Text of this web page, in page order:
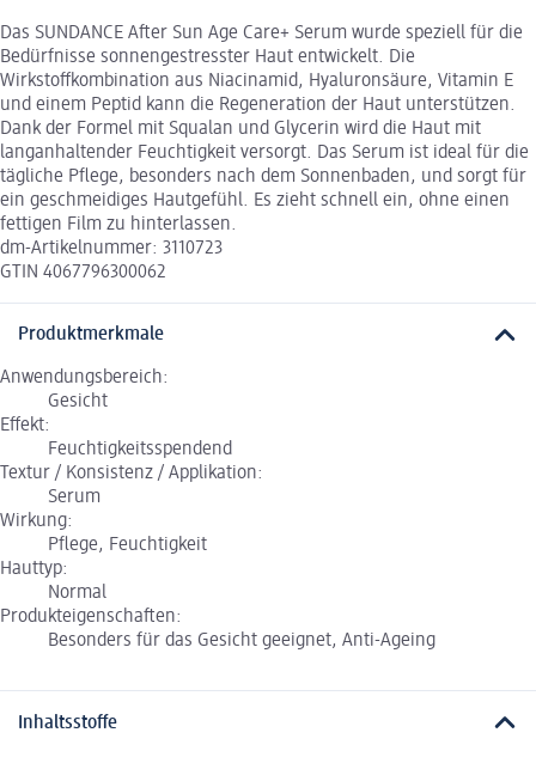
Das SUNDANCE After Sun Age Care+ Serum wurde speziell für die
Bedürfnisse sonnengestresster Haut entwickelt. Die
Wirkstoffkombination aus Niacinamid, Hyaluronsäure, Vitamin E
und einem Peptid kann die Regeneration der Haut unterstützen.
Dank der Formel mit Squalan und Glycerin wird die Haut mit
langanhaltender Feuchtigkeit versorgt. Das Serum ist ideal für die
tägliche Pflege, besonders nach dem Sonnenbaden, und sorgt für
ein geschmeidiges Hautgefühl. Es zieht schnell ein, ohne einen
fettigen Film zu hinterlassen.
dm-Artikelnummer: 3110723
GTIN 4067796300062
Produktmerkmale
Anwendungsbereich:
Gesicht
Effekt:
Feuchtigkeitsspendend
Textur / Konsistenz / Applikation:
Serum
Wirkung:
Pflege, Feuchtigkeit
Hauttyp:
Normal
Produkteigenschaften:
Besonders für das Gesicht geeignet, Anti-Ageing
Inhaltsstoffe